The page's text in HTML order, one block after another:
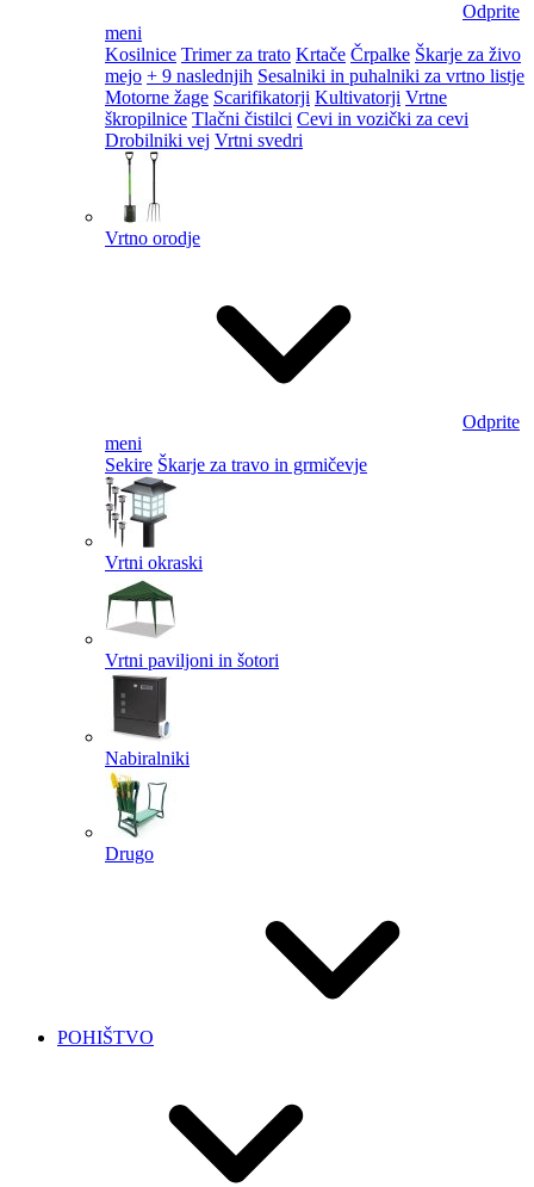
Odprite
meni
Kosilnice Trimer za trato Krtače Črpalke Škarje za živo
mejo + 9 naslednjih Sesalniki in puhalniki za vrtno listje
Motorne žage Scarifikatorji Kultivatorji Vrtne
škropilnice Tlačni čistilci Cevi in vozički za cevi
Drobilniki vej Vrtni svedri
Vrtno orodje
Odprite
meni
Sekire Škarje za travo in grmičevje
Vrtni okraski
Vrtni paviljoni in šotori
Nabiralniki
Drugo
POHIŠTVO